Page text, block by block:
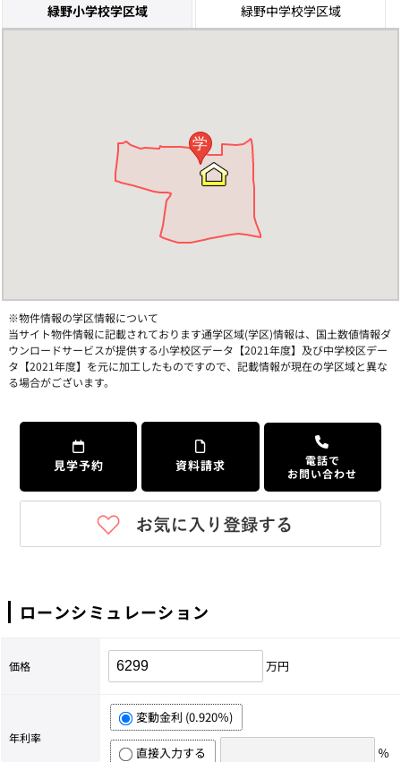
緑野小学校学区域 緑野中学校学区域
学
※物件情報の学区情報について
当サイト物件情報に記載されております通学区域(学区)情報は、国土数値情報ダ
ウンロードサービスが提供する小学校区データ【2021年度】及び中学校区デー
タ【2021年度】を元に加工したものですので、記載情報が現在の学区域と異な
る場合がございます。
見学予約 資料請求
電話で
お問い合わせ
ローンシミュレーション
価格 万円
年利率
変動金利 (0.920％)
直接入力する ％